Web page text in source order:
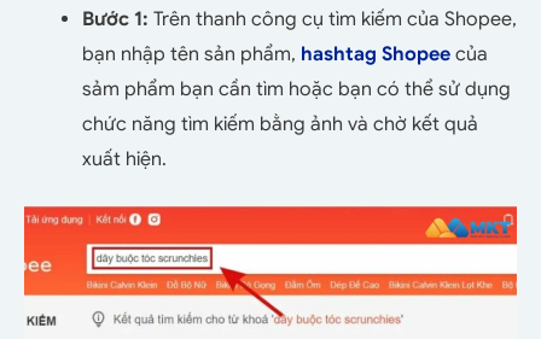
Bước 1: Trên thanh công cụ tìm kiếm của Shopee,
bạn nhập tên sản phẩm, hashtag Shopee của
sảm phẩm bạn cần tìm hoặc bạn có thể sử dụng
chức năng tìm kiếm bằng ảnh và chờ kết quả
xuất hiện.